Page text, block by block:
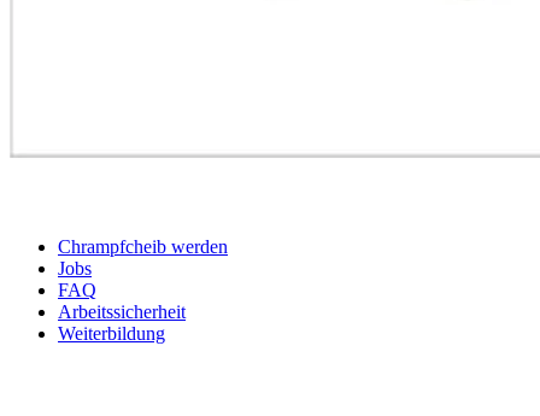
Chrampfcheib werden
Jobs
FAQ
Arbeitssicherheit
Weiterbildung